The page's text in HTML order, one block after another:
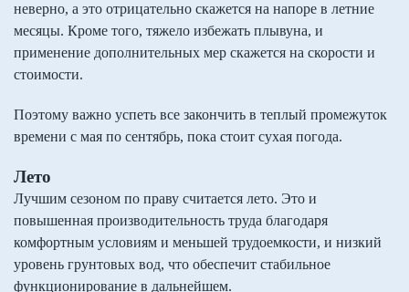
неверно, а это отрицательно скажется на напоре в летние
месяцы. Кроме того, тяжело избежать плывуна, и
применение дополнительных мер скажется на скорости и
стоимости.
Поэтому важно успеть все закончить в теплый промежуток
времени с мая по сентябрь, пока стоит сухая погода.
Лето
Лучшим сезоном по праву считается лето. Это и
повышенная производительность труда благодаря
комфортным условиям и меньшей трудоемкости, и низкий
уровень грунтовых вод, что обеспечит стабильное
функционирование в дальнейшем.